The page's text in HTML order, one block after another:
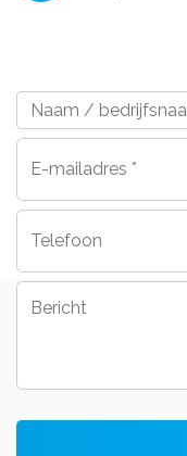
Naam
/
bedrijfsnaam *
mailadres *